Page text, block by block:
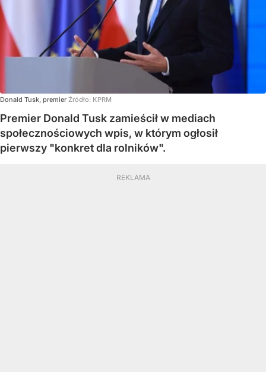
Donald Tusk, premier Źródło: KPRM
Premier Donald Tusk zamieścił w mediach
społecznościowych wpis, w którym ogłosił
pierwszy "konkret dla rolników".